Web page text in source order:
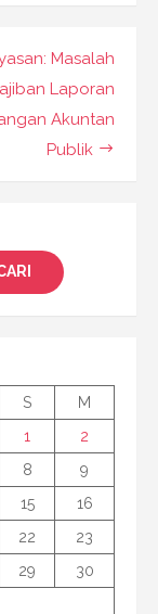
Masalah
Laporan
Akuntan
Publik
S
M
1
2
8
9
15
16
22
23
29
30